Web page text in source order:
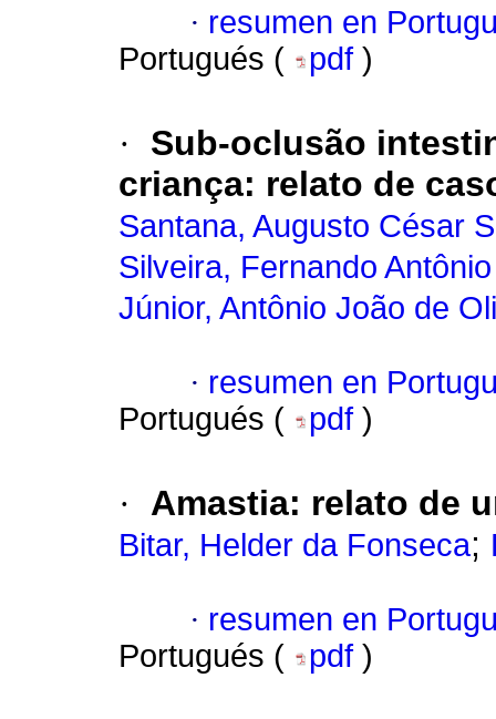
· resumen en
Portugués (
pdf )
·
Sub-oclusão
criança: relato de
Santana, Augusto César
Silveira, Fernando
Júnior, Antônio João de
· resumen en
Portugués (
pdf )
· Amastia: relato de
Bitar, Helder da Fonseca;
· resumen en
Portugués (
pdf )